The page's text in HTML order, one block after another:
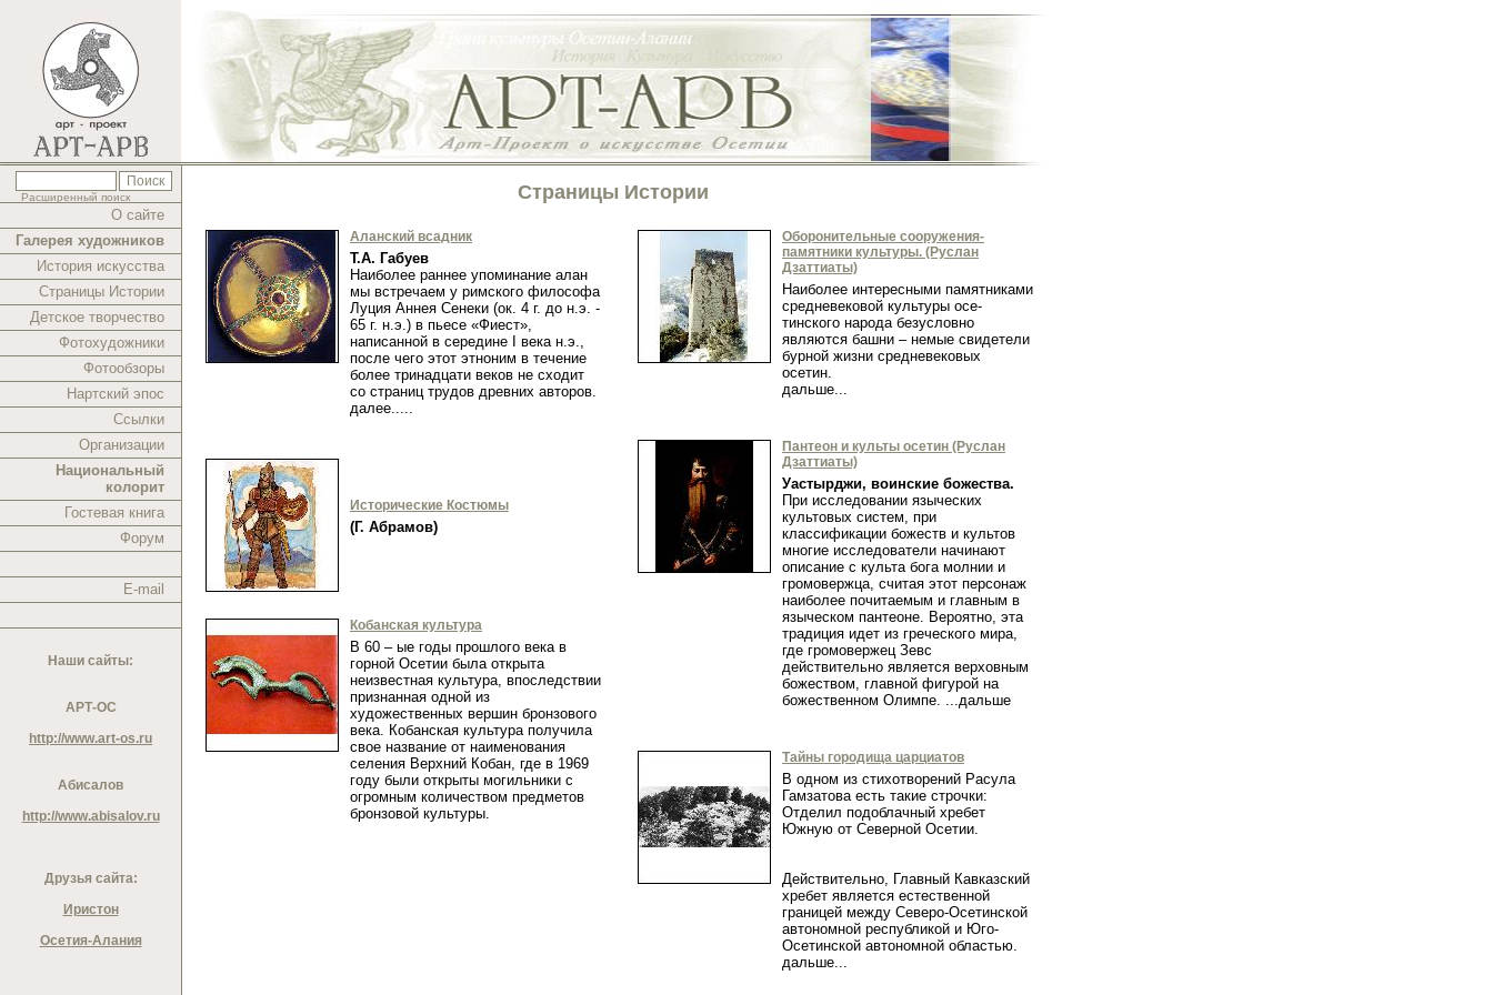
Расширенный поиск
О сайте
Галерея художников
История искусства
Страницы Истории
Детское творчество
Фотохудожники
Фотообзоры
Нартский эпос
Ссылки
Организации
Национальный
колорит
Гостевая книга
Форум
E-mail
Наши сайты:
АРТ-ОС
http://www.art-os.ru
Абисалов
http://www.abisalov.ru
Друзья сайта:
Иристон
Осетия-Алания
Страницы Истории
Аланский всадник
Т.А. Габуев
Наиболее раннее упоминание алан
мы встречаем у римского философа
Луция Аннея Сенеки (ок. 4 г. до н.э. -
65 г. н.э.) в пьесе «Фиест»,
написанной в середине I века н.э.,
после чего этот этноним в течение
более тринадцати веков не сходит
со страниц трудов древних авторов.
далее.....
Исторические Костюмы
(Г. Абрамов)
Кобанская культура
В 60 – ые годы прошлого века в
горной Осетии была открыта
неизвестная культура, впоследствии
признанная одной из
художественных вершин бронзового
века. Кобанская культура получила
свое название от наименования
селения Верхний Кобан, где в 1969
году были открыты могильники с
огромным количеством предметов
бронзовой культуры.
Оборонительные сооружения-
памятники культуры. (Руслан
Дзаттиаты)
Наиболее интересными памятниками
средневековой культуры осе­
тинского народа безусловно
являются башни – немые свидетели
бурной жизни средневековых
осетин.
дальше...
Пантеон и культы осетин (Руслан
Дзаттиаты)
Уастырджи, воинские божества.
При исследовании языческих
культовых систем, при
классификации божеств и культов
многие исследователи начинают
описание с культа бога молнии и
громовержца, считая этот персонаж
наиболее почитаемым и главным в
языческом пантеоне. Вероятно, эта
традиция идет из греческого мира,
где громовержец Зевс
действительно является верховным
божеством, главной фигурой на
божественном Олимпе. ...дальше
Тайны городища царциатов
В одном из стихотворений Расула
Гамзатова есть такие строчки:
Отделил подоблачный хребет
Южную от Северной Осетии.
Действительно, Главный Кавказский
хребет является естественной
границей между Северо-Осетинской
автономной республикой и Юго-
Осетинской автономной областью.
дальше...